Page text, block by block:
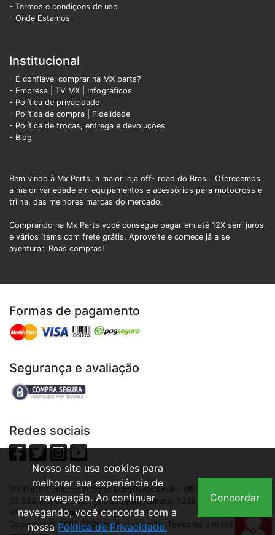
- Termos e condiçoes de uso
- Onde Estamos
Institucional
- É confiável comprar na MX parts?
- Empresa
TV MX
Infográficos
- Política de privacidade
- Política de compra | Fidelidade
- Política de trocas, entrega e devoluções
- Blog
Bem vindo à Mx Parts, a maior loja off- road do Brasil. Oferecemos
a maior variedade em equipamentos e acessórios para motocross e
trilha, das melhores marcas do mercado.
Comprando na Mx Parts você consegue pagar em até 12X sem juros
e vários items com frete grátis. Aproveite e comece já a se
aventurar. Boas compras!
Formas de pagamento
Segurança e avaliação
Redes sociais
MX Parts Comercio Artigos Esportivos Eireli - ME | CNPJ:
08.933.109/0001-93 | Rua Joaquim Nabuco, 1325 - São Cristóvão,
São José dos Pinhais - PR, 83040-210
Copyright © 2007-2026 mxparts.com.br. Todos os direitos
Nosso site usa cookies para
melhorar sua experiência de
navegação. Ao continuar
navegando, você concorda com a
nossa Política de Privacidade.
Concordar